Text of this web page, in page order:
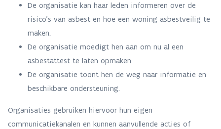
De organisatie kan haar leden informeren over de
risico’s van asbest en hoe een woning asbestveilig te
maken.
De organisatie moedigt hen aan om nu al een
asbestattest te laten opmaken.
De organisatie toont hen de weg naar informatie en
beschikbare ondersteuning.
Organisaties gebruiken hiervoor hun eigen
communicatiekanalen en kunnen aanvullende acties of